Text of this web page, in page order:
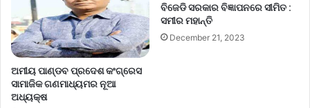
ଅମୀୟ ପାଣ୍ଡବ ପ୍ରଦେଶ କଂଗ୍ରେସ
ସାମାଜିକ ଗଣମାଧ୍ୟମର ନୂଆ
ଅଧ୍ୟକ୍ଷ
ବିଜେଡି ସରକାର ବିଜ୍ଞାପନରେ ସୀମିତ :
ସମୀର ମହାନ୍ତି
December 21, 2023